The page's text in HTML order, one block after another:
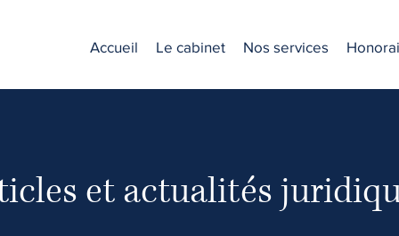
Accueil Le cabinet Nos services
et actualités